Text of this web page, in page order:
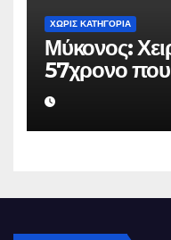
ΧΩΡΊΣ ΚΑΤΗΓΟΡΊΑ
Μύκονος:
57χρονο που
επιχείρηση
ψευδείς
που του